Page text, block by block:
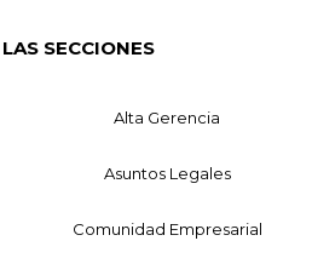
SECCIONES
Alta Gerencia
Asuntos Legales
Comunidad Empresarial